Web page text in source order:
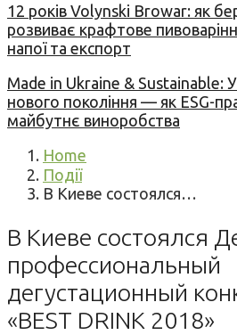
12 років Volynski Browar: як
розвиває крафтове
напої та експорт
Made in Ukraine & Sustainable:
нового покоління — як ESG-
майбутнє виноробства
Home
Події
В Киеве состоялся…
В Киеве состоялся
профессиональный
дегустационный
«BEST DRINK 2018»